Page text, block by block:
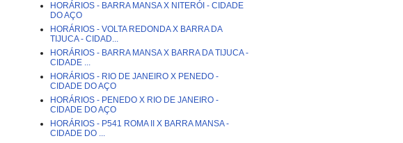
HORÁRIOS - BARRA MANSA X NITERÓI - CIDADE
DO AÇO
HORÁRIOS - VOLTA REDONDA X BARRA DA
TIJUCA - CIDAD...
HORÁRIOS - BARRA MANSA X BARRA DA TIJUCA -
CIDADE ...
HORÁRIOS - RIO DE JANEIRO X PENEDO -
CIDADE DO AÇO
HORÁRIOS - PENEDO X RIO DE JANEIRO -
CIDADE DO AÇO
HORÁRIOS - P541 ROMA II X BARRA MANSA -
CIDADE DO ...